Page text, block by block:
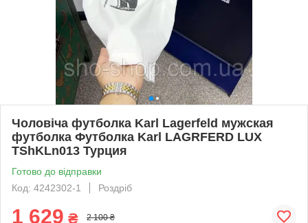
Чоловіча футболка Karl Lagerfeld мужская
футболка Футболка Karl LAGRFERD LUX
TShKLn013 Турция
Готово до відправки
Код: 4242302-1
Роздріб
1 629 ₴ 2 100 ₴